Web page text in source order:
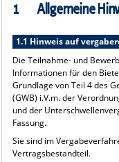
PRESSE
INTERNATIONAL
INTRANET
1 Allgemeine
1.1 Hinweis auf
Die Teilnahme- und
Informationen für den
Grundlage von Teil 4 des
(GWB) i.V.m. der
und der
Fassung.
Sie sind im
Vertragsbestandteil.